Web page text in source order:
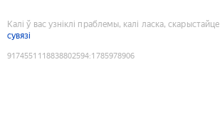
Калі ў вас узніклі праблемы, калі ласка, скарыстайце
сувязі
9174551118838802594:1785978906